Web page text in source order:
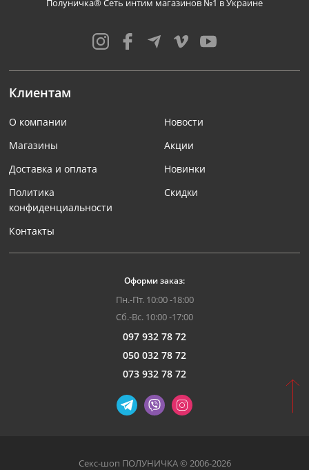
Полуничка® Сеть интим магазинов №1 в Украине
Клиентам
О компании
Магазины
Доставка и оплата
Политика
конфиденциальности
Контакты
Новости
Акции
Новинки
Скидки
Оформи заказ:
Пн.-Пт. 10:00 -18:00
Сб.-Вс. 10:00 -17:00
097 932 78 72
050 032 78 72
073 932 78 72
Секс-шоп ПОЛУНИЧКА © 2006-2026